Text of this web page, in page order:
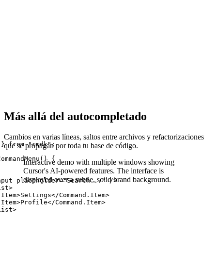
Más allá del autocompletado
Cambios en varias líneas, saltos entre archivos y refactorizaciones
que se propagan por toda tu base de código.
Interactive demo with multiple windows showing
Cursor's AI-powered features. The interface is
displayed over a subtle, solid brand background.
} from "cmdk";
{
placeholder="Search..." />
Command.Item>
Command.Item>